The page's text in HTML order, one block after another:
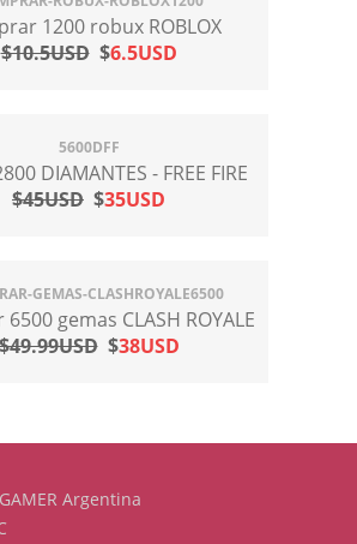
1200 robux ROBLOX
$10.5USD$6.5USD
5600DFF
DIAMANTES - FREE FIRE
$45USD $35USD
GEMAS-CLASHROYALE6500
gemas CLASH ROYALE
$38USD
GAMER Argentina